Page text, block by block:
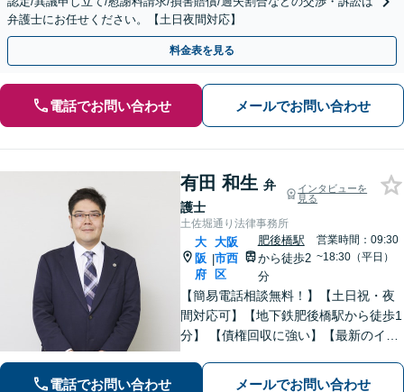
弁護士にお任せください。【土日夜間対応】
料金表を見る
電話でお問い合わせ メールでお問い合わせ
有田 和生 弁
護士
インタビューを
見る
土佐堀通り法律事務所
大
阪
府
|
大阪
市西
区
肥後橋駅
から徒歩2
分
営業時間：09:30
~18:30（平日）
【簡易電話相談無料！】【土日祝・夜
間対応可】【地下鉄肥後橋駅から徒歩1
分】 【債権回収に強い】【最新のイン
けで解決することもよくあります。ま
電話でお問い合わせ メールでお問い合わせ